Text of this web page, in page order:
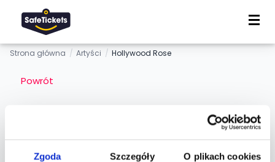
Zgoda Szczegóły O plikach cookies
Strona główna / Artyści / Hollywood Rose
Powrót
Hollywood Rose